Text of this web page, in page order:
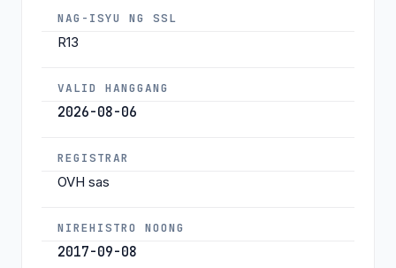
NAG-ISYU NG SSL
R13
VALID HANGGANG
2026-08-06
REGISTRAR
OVH sas
NIREHISTRO NOONG
2017-09-08